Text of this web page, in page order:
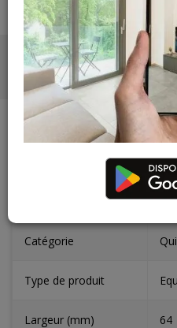
CARACTÉRISTIQUES
Catégorie
Type de produit
Largeur (mm) 64